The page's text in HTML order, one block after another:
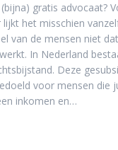
gratis advocaat?
het misschien
van de mensen niet
In Nederland
Deze
voor mensen die
inkomen en…